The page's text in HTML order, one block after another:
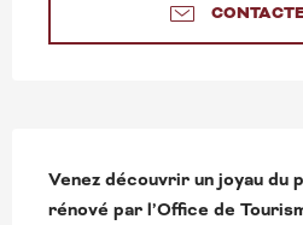
DESCRIPTION
Venez découvrir un joyau du
rénové par l’Office de